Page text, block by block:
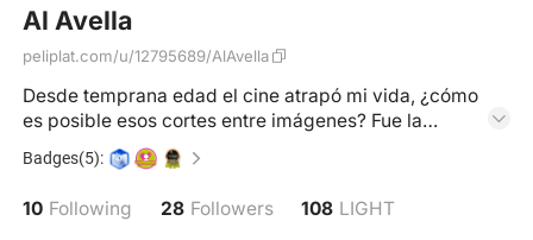
Al Avella
peliplat.com/u/12795689/AlAvella
Desde temprana edad el cine atrapó mi vida, ¿cómo
es posible esos cortes entre imágenes? Fue la
pregunta que llevó mi vida al mundo del cine.
Experiencia en el mundo audiovisual desde los 17
internacionales en clips comerciales y artistas de la
Badges(5):
10 Following 28 Followers 108 LIGHT